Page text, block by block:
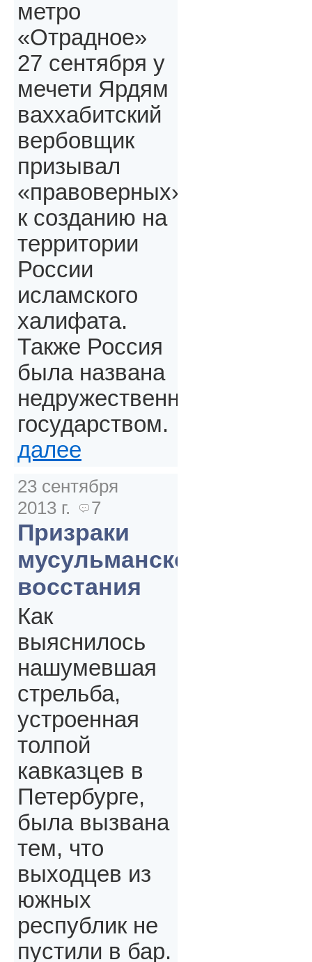
метро
«Отрадное»
27 сентября у
мечети Ярдям
ваххабитский
вербовщик
призывал
«правоверных»,
к созданию на
территории
России
исламского
халифата.
Также Россия
была названа
недружественным
государством.
далее
23 сентября
2013 г.
7
Призраки
мусульманского
восстания
Как
выяснилось
нашумевшая
стрельба,
устроенная
толпой
кавказцев в
Петербурге,
была вызвана
тем, что
выходцев из
южных
республик не
пустили в бар.